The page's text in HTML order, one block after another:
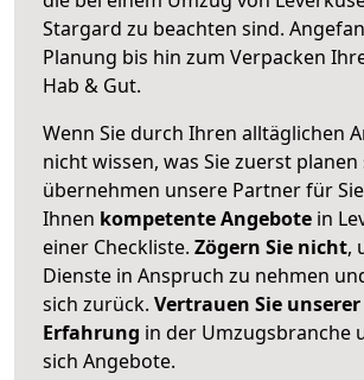
Stargard zu beachten sind.
Planung bis hin zum Verpacken
Hab & Gut.
Wenn Sie durch Ihren alltäglichen
nicht wissen, was Sie zuerst
übernehmen unsere Partner für
Ihnen kompetente Angebote in
einer Checkliste. Zögern Sie nicht,
Dienste in Anspruch zu nehmen
sich zurück. Vertrauen Sie unserer
Erfahrung in der Umzugsbranche
sich Angebote.